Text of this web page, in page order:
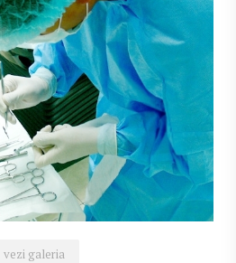
vezi galeria